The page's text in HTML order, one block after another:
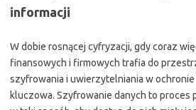
informacji
W dobie rosnącej cyfryzacji, gdy coraz
finansowych i firmowych trafia do
szyfrowania i uwierzytelniania w ochronie
kluczowa. Szyfrowanie danych to proces